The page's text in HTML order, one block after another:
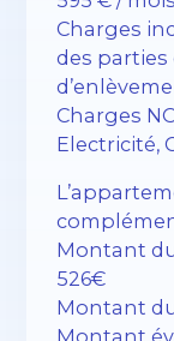
Charges
des parties
Charges
Electricité,
Montant
526€
Montant
Montant